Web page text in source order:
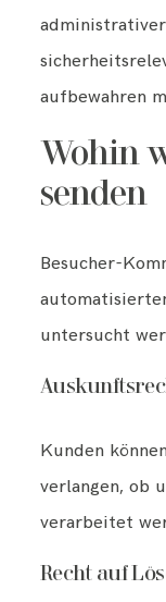
aufbewahren
Wohin
senden
Besucher-
untersucht
Kunden
verlangen, ob
verarbeitet
Recht auf